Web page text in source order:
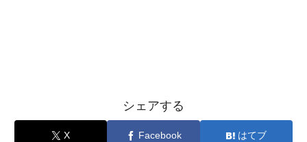
シェアする
X Facebook はてブ